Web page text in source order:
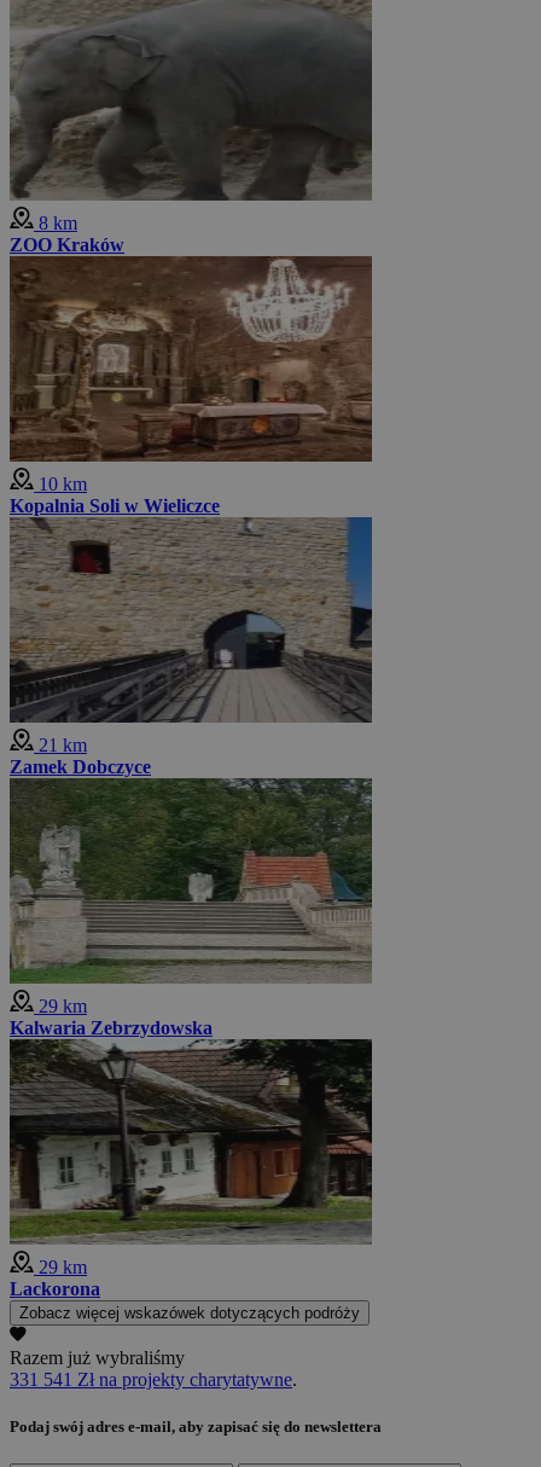
8 km
ZOO Kraków
10 km
Kopalnia Soli w Wieliczce
21 km
Zamek Dobczyce
29 km
Kalwaria Zebrzydowska
29 km
Lackorona
Zobacz więcej wskazówek dotyczących podróży
Razem już wybraliśmy
331 541 Zł na projekty charytatywne.
Podaj swój adres e-mail, aby zapisać się do newslettera